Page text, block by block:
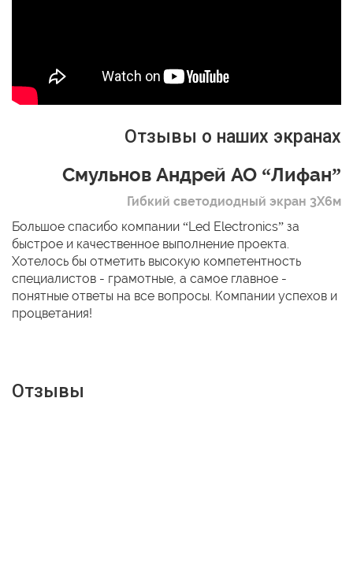
Отзывы о наших экранах
Смульнов Андрей АО “Лифан”
Гибкий светодиодный экран 3Х6м
Большое спасибо компании “Led Electronics” за
быстрое и качественное выполнение проекта.
Хотелось бы отметить высокую компетентность
специалистов - грамотные, а самое главное -
понятные ответы на все вопросы. Компании успехов и
процветания!
Отзывы